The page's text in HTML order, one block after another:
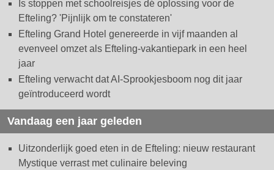
Is stoppen met schoolreisjes dé oplossing voor de
Efteling? 'Pijnlijk om te constateren'
Efteling Grand Hotel genereerde in vijf maanden al
evenveel omzet als Efteling-vakantiepark in een heel
jaar
Efteling verwacht dat AI-Sprookjesboom nog dit jaar
geïntroduceerd wordt
Vandaag een jaar geleden
Uitzonderlijk goed eten in de Efteling: nieuw restaurant
Mystique verrast met culinaire beleving